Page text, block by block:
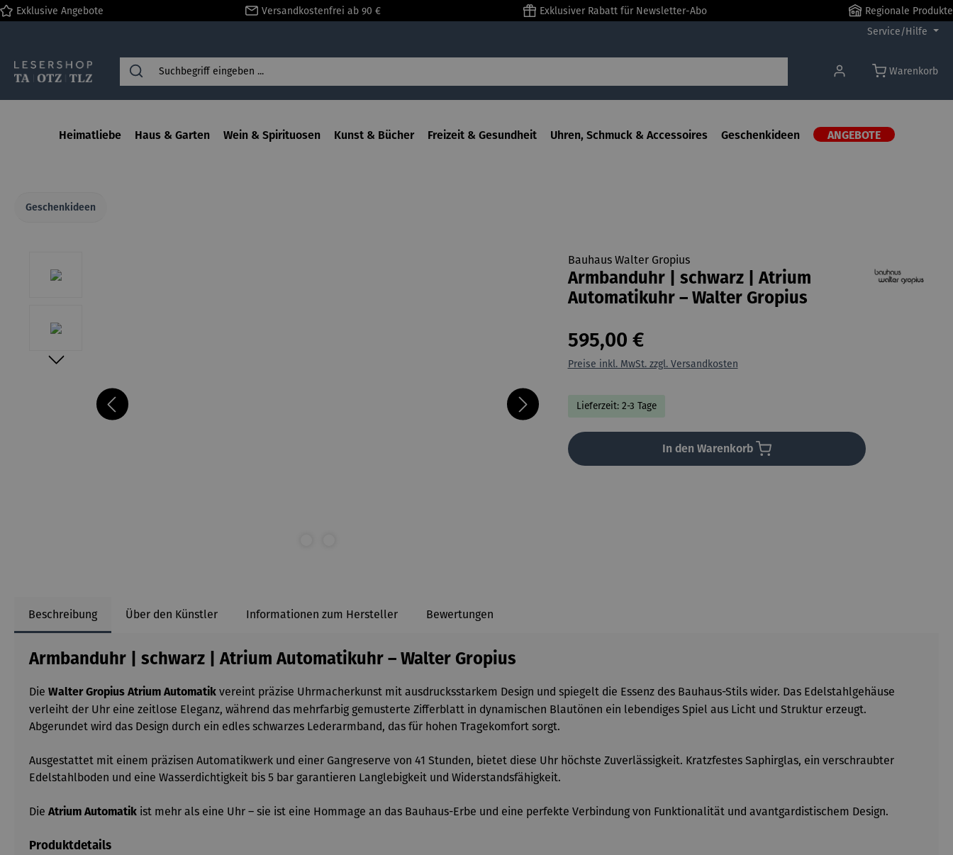
Zur Hauptnavigation springen
Exklusive Angebote Versandkostenfrei ab 90 € Exklusiver Rabatt für Newsletter-Abo
Regionale Produkte
Service/Hilfe
Warenkorb
Heimatliebe Haus & Garten Wein & Spirituosen Kunst & Bücher Freizeit & Gesundheit Uhren, Schmuck & Accessoires Geschenkideen ANGEBOTE
Geschenkideen
Bauhaus Walter Gropius
Armbanduhr | schwarz | Atrium
Automatikuhr – Walter Gropius
595,00 €
Preise inkl. MwSt. zzgl. Versandkosten
Lieferzeit: 2-3 Tage
In den Warenkorb
Beschreibung Über den Künstler Informationen zum Hersteller Bewertungen
Armbanduhr | schwarz | Atrium Automatikuhr – Walter Gropius
Die Walter Gropius Atrium Automatik vereint präzise Uhrmacherkunst mit ausdrucksstarkem Design und spiegelt die Essenz des Bauhaus-Stils wider. Das Edelstahlgehäuse
verleiht der Uhr eine zeitlose Eleganz, während das mehrfarbig gemusterte Zifferblatt in dynamischen Blautönen ein lebendiges Spiel aus Licht und Struktur erzeugt.
Abgerundet wird das Design durch ein edles schwarzes Lederarmband, das für hohen Tragekomfort sorgt.
Ausgestattet mit einem präzisen Automatikwerk und einer Gangreserve von 41 Stunden, bietet diese Uhr höchste Zuverlässigkeit. Kratzfestes Saphirglas, ein verschraubter
Edelstahlboden und eine Wasserdichtigkeit bis 5 bar garantieren Langlebigkeit und Widerstandsfähigkeit.
Die Atrium Automatik ist mehr als eine Uhr – sie ist eine Hommage an das Bauhaus-Erbe und eine perfekte Verbindung von Funktionalität und avantgardistischem Design.
Produktdetails